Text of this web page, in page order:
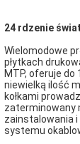
24 rdzenie
Wielomodowe
płytkach
MTP, oferuje
niewielką ilość
kołkami
zaterminowany
zainstalowania i
systemu